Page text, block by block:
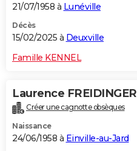
S'inscrire
Se connecter
Lycées
Collèges
Primaires
Universités
Entreprises
Service militaire
Avis de recherche
AVIS DE DÉCÈS
FORUM
21/07/1958 à Lunéville
Décès
15/02/2025 à Deuxville
Famille KENNEL
Laurence FREIDINGER
Créer une cagnotte obsèques
Naissance
24/06/1958 à Einville-au-Jard